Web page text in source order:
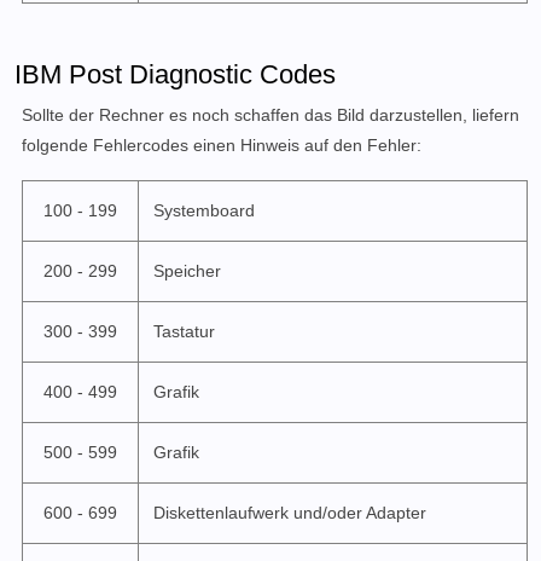
IBM Post Diagnostic Codes
Sollte der Rechner es noch schaffen das Bild darzustellen, liefern
folgende Fehlercodes einen Hinweis auf den Fehler:
100 - 199 Systemboard
200 - 299 Speicher
300 - 399 Tastatur
400 - 499 Grafik
500 - 599 Grafik
600 - 699 Diskettenlaufwerk und/oder Adapter